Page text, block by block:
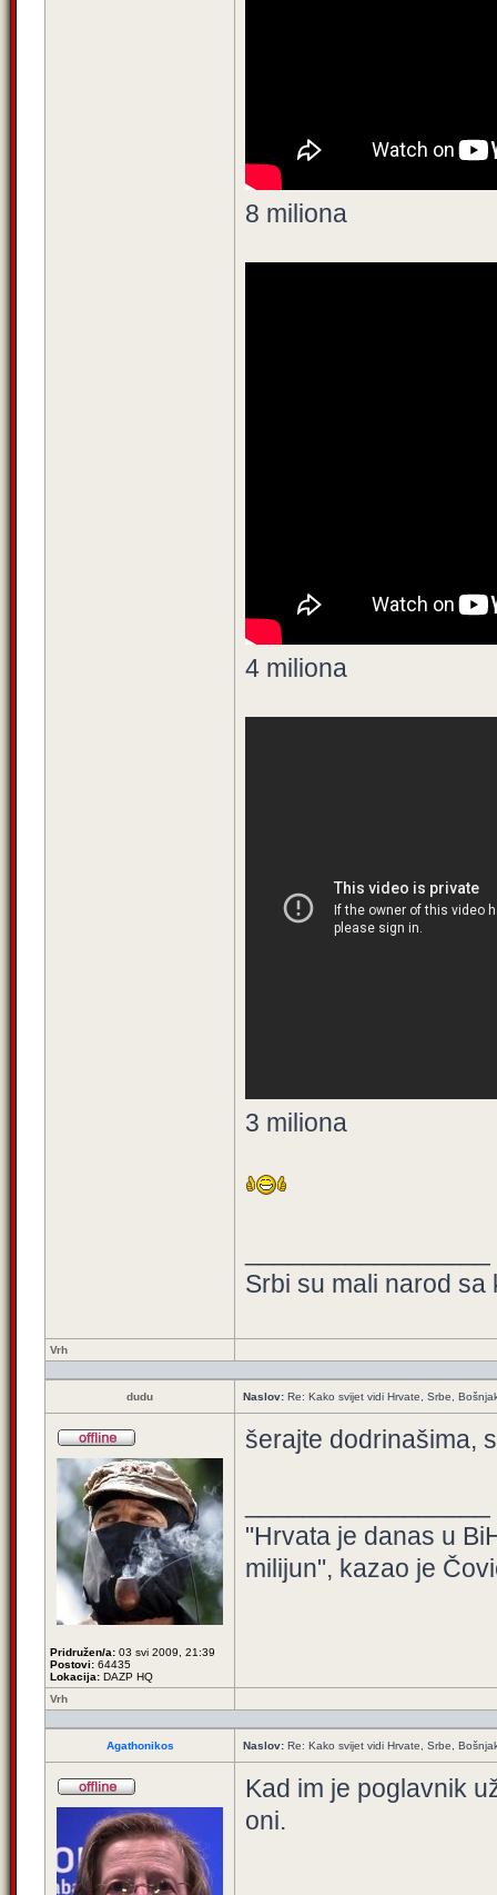
8 miliona
4 miliona
3 miliona
Srbi su mali narod
Vrh
dudu Naslov: Re: Kako svijet vidi Hrvate, Srbe,
Pridružen/a: 03 svi 2009, 21:39
Postovi: 64435
Lokacija: DAZP HQ
šerajte dodrinašima,
"Hrvata je danas u
milijun", kazao je
Vrh
Agathonikos Naslov: Re: Kako svijet vidi Hrvate, Srbe,
Kad im je poglavnik
oni.